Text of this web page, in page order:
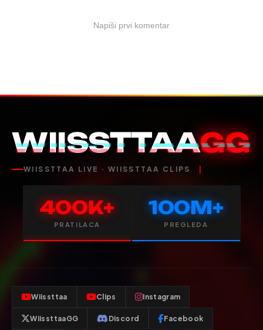
Napiši prvi komentar
WIISSTTAAGG
WIISSTTAA LIVE · WIISSTTAA CLIPS
400K+
PRATILACA
100M+
PREGLEDA
Wiissttaa Clips Instagram
WiissttaaGG Discord Facebook